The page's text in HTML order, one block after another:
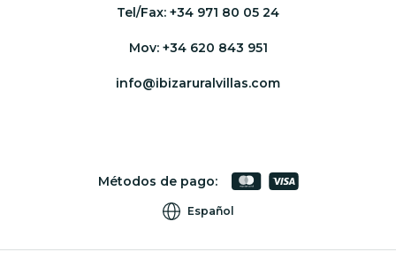
Tel/Fax: +34 971 80 05 24
Mov: +34 620 843 951
info@ibizaruralvillas.com
Métodos de pago:
Español